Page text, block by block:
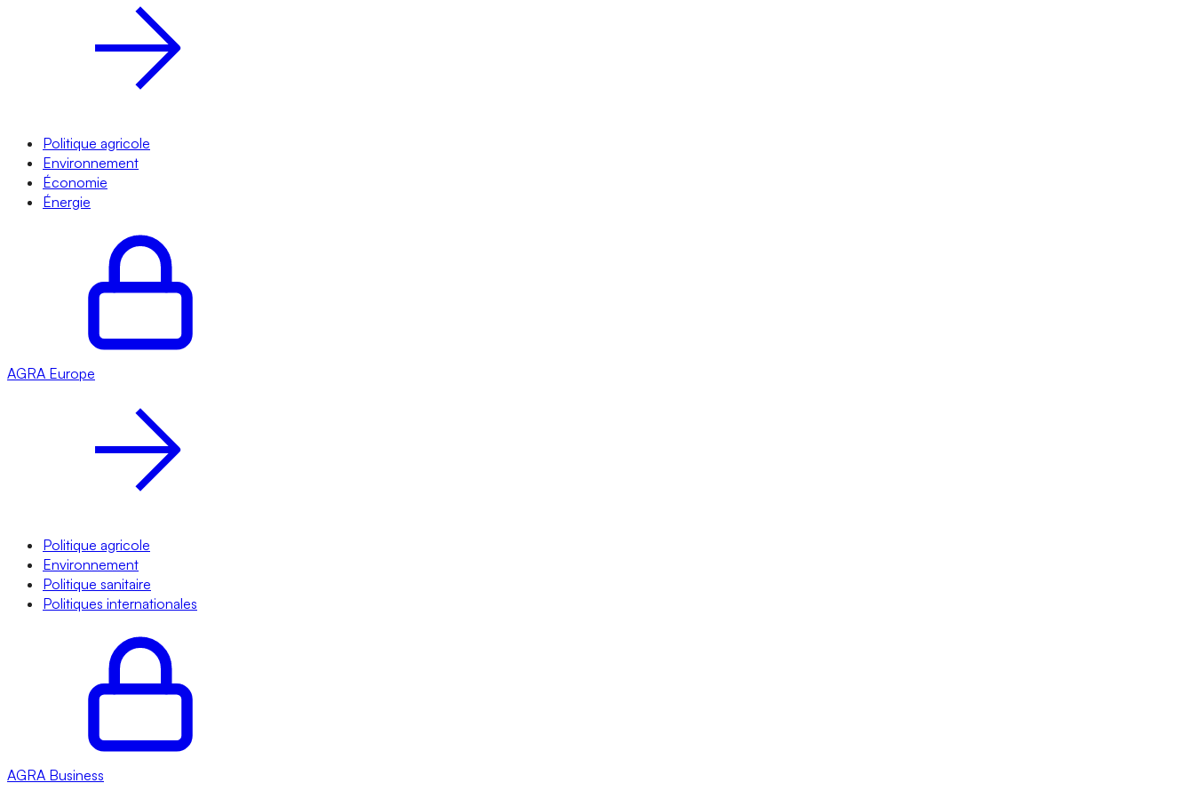
Politique agricole
Environnement
Économie
Énergie
AGRA Europe
Politique agricole
Environnement
Politique sanitaire
Politiques internationales
AGRA Business